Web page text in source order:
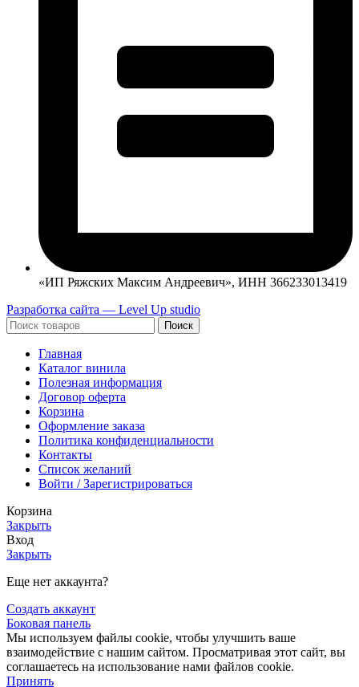
«ИП Ряжских Максим Андреевич», ИНН 366233013419
Разработка сайта — Level Up studio
Поиск
Главная
Каталог винила
Полезная информация
Договор оферта
Корзина
Оформление заказа
Политика конфиденциальности
Контакты
Список желаний
Войти / Зарегистрироваться
Корзина
Закрыть
Вход
Закрыть
Еще нет аккаунта?
Создать аккаунт
Боковая панель
Мы используем файлы cookie, чтобы улучшить ваше
взаимодействие с нашим сайтом. Просматривая этот сайт, вы
соглашаетесь на использование нами файлов cookie.
Принять